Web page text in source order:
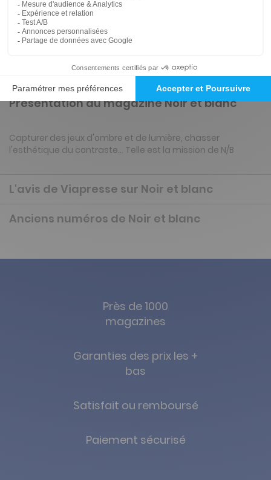
34€00
Tarif France métropolitaine
Présentation du magazine Noir et blanc
Capturer des jeux d'ombre et de lumière, chasser
l'esthétique du contraste… Telle est la mission de N/B
L'avis de Viapresse sur Noir et blanc
Anciens numéros de Noir et blanc
Près de 1000
magazines
Garanties des prix les +
bas
Satisfait ou remboursé
Paiement sécurisé